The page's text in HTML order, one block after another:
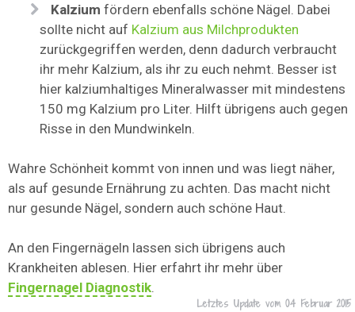
Kalzium fördern ebenfalls schöne Nägel. Dabei
sollte nicht auf Kalzium aus Milchprodukten
zurückgegriffen werden, denn dadurch verbraucht
ihr mehr Kalzium, als ihr zu euch nehmt. Besser ist
hier kalziumhaltiges Mineralwasser mit mindestens
150 mg Kalzium pro Liter. Hilft übrigens auch gegen
Risse in den Mundwinkeln.
Wahre Schönheit kommt von innen und was liegt näher,
als auf gesunde Ernährung zu achten. Das macht nicht
nur gesunde Nägel, sondern auch schöne Haut.
An den Fingernägeln lassen sich übrigens auch
Krankheiten ablesen. Hier erfahrt ihr mehr über
Fingernagel Diagnostik.
Letztes Update vom 04 Februar 2015